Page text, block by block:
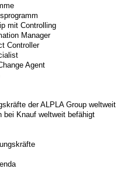
mit Controlling
Manager
Controller
Agent
der ALPLA Group weltweit
bei Knauf weltweit befähigt